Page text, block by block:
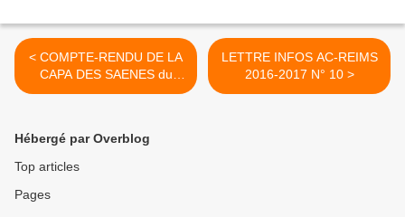
< COMPTE-RENDU DE LA
CAPA DES SAENES du
06/06/2017
LETTRE INFOS AC-REIMS
2016-2017 N° 10 >
Hébergé par Overblog
Top articles
Pages